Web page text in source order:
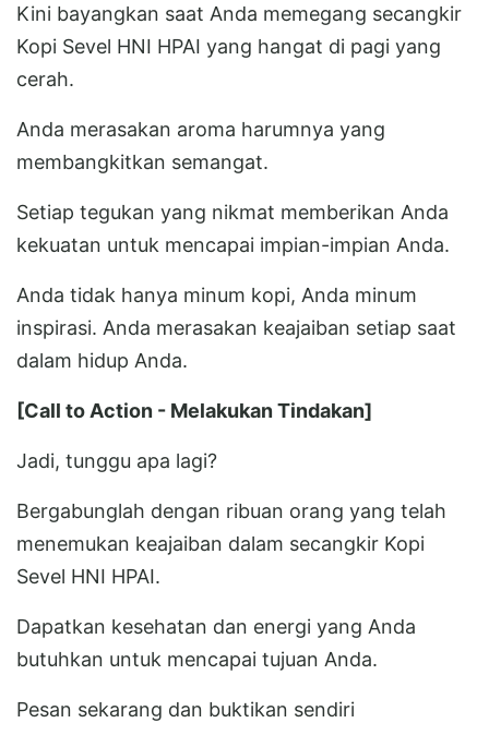
Kini bayangkan saat Anda memegang secangkir
Kopi Sevel HNI HPAI yang hangat di pagi yang
cerah.
Anda merasakan aroma harumnya yang
membangkitkan semangat.
Setiap tegukan yang nikmat memberikan Anda
kekuatan untuk mencapai impian-impian Anda.
Anda tidak hanya minum kopi, Anda minum
inspirasi. Anda merasakan keajaiban setiap saat
dalam hidup Anda.
[Call to Action - Melakukan Tindakan]
Jadi, tunggu apa lagi?
Bergabunglah dengan ribuan orang yang telah
menemukan keajaiban dalam secangkir Kopi
Sevel HNI HPAI.
Dapatkan kesehatan dan energi yang Anda
butuhkan untuk mencapai tujuan Anda.
Pesan sekarang dan buktikan sendiri